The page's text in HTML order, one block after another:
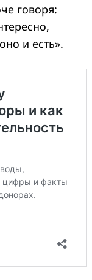
говоря:
и есть».